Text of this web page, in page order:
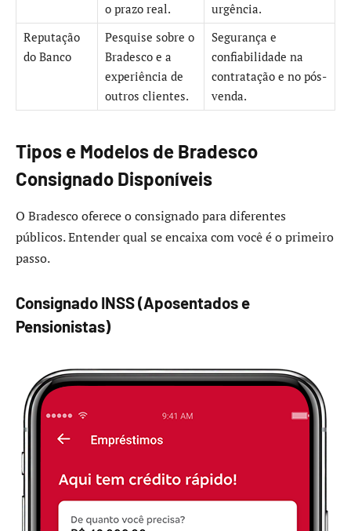
o prazo real.
urgência.
Reputação
do Banco
Pesquise sobre o
Bradesco e a
experiência de
outros clientes.
Segurança e
confiabilidade na
contratação e no pós-
venda.
Tipos e Modelos de Bradesco
Consignado Disponíveis
O Bradesco oferece o consignado para diferentes
públicos. Entender qual se encaixa com você é o primeiro
passo.
Consignado INSS (Aposentados e
Pensionistas)